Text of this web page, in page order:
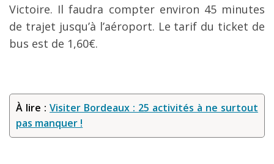
Victoire. Il faudra compter environ 45 minutes
de trajet jusqu’à l’aéroport. Le tarif du ticket de
bus est de 1,60€.
À lire :Visiter Bordeaux : 25 activités à ne surtout
pas manquer !